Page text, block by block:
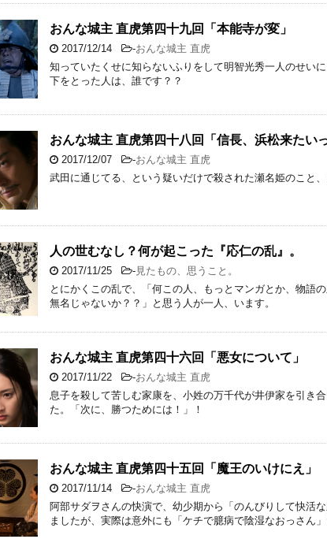
おんな城主 直虎第四十九回「本能寺が変」
2017/12/14 -おんな城主 直虎
知っていたくせに知らないふりをして明智光秀一人のせい
下をとった人は、誰です？？
おんな城主 直虎第四十八回「信長、浜松来たい
2017/12/07 -おんな城主 直虎
武田に通じてる、という疑いだけで殺された瀬名姫のこと
人の世むなし？何が起こった『応仁の乱』。
2017/11/25 -見たもの、思うこと。
とにかくこの乱で、「何この人、もっとマンガとか、物語
無名じゃないか？？」と思う人が一人、います。
おんな城主 直虎第四十六回「悪女について」
2017/11/22 -おんな城主 直虎
息子を殺して苦しむ家康を、小姓の万千代が井伊家を引き
た。「次に、勝つためには！」！
おんな城主 直虎第四十五回「魔王のいけにえ」
2017/11/14 -おんな城主 直虎
阿部サダヲさんの快演で、幼少期から「のんびりして快活
ましたが、実際は意外にも「ケチで臆病で陰湿なおっさん」